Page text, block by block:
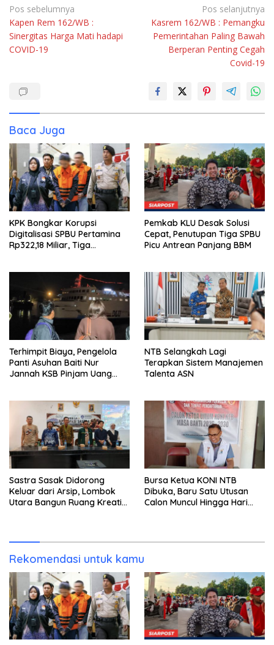
Navigasi
pos
Pos sebelumnya
Kapen Rem 162/WB :
Sinergitas Harga Mati hadapi
COVID-19
Pos selanjutnya
Kasrem 162/WB : Pemangku
Pemerintahan Paling Bawah
Berperan Penting Cegah
Covid-19
Baca Juga
KPK Bongkar Korupsi
Digitalisasi SPBU Pertamina
Rp322,18 Miliar, Tiga
Pemkab KLU Desak Solusi
Cepat, Penutupan Tiga SPBU
Picu Antrean Panjang BBM
Terhimpit Biaya, Pengelola
Panti Asuhan Baiti Nur
Jannah KSB Pinjam Uang
Kunjung Tuntas
NTB Selangkah Lagi
Terapkan Sistem Manajemen
Talenta ASN
Sastra Sasak Didorong
Keluar dari Arsip, Lombok
Utara Bangun Ruang Kreatif
Bursa Ketua KONI NTB
Dibuka, Baru Satu Utusan
Calon Muncul Hingga Hari
Rekomendasi untuk kamu